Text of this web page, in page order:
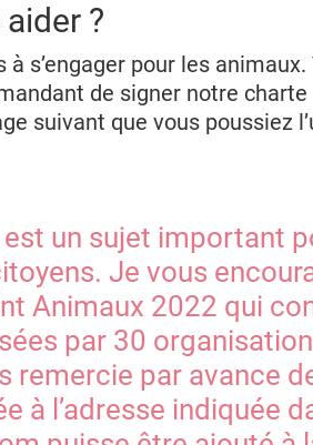
?
s’engager pour les animaux.
de signer notre
suivant que vous poussiez
un sujet important
Je vous
Animaux 2022 qui
par 30
remercie par avance
à l’adresse indiquée